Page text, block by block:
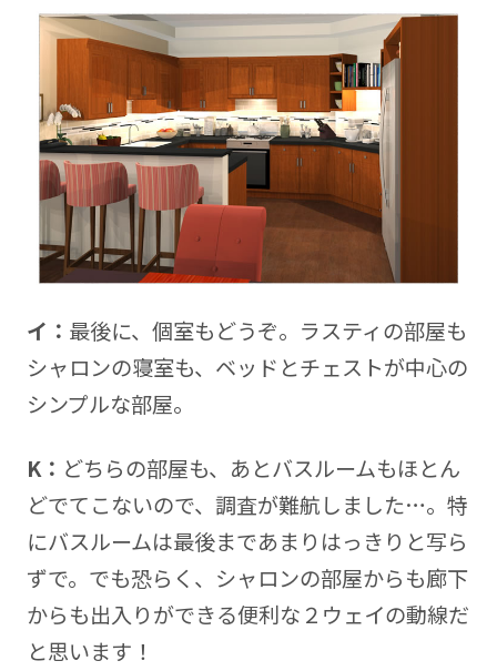
イ： 最後に、個室もどうぞ。ラスティの部屋も
シャロンの寝室も、ベッドとチェストが中心の
シンプルな部屋。
K： どちらの部屋も、あとバスルームもほとん
どでてこないので、調査が難航しました…。特
にバスルームは最後まであまりはっきりと写ら
ずで。でも恐らく、シャロンの部屋からも廊下
からも出入りができる便利な２ウェイの動線だ
と思います！